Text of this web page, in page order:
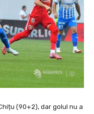
(90+2), dar golul nu a